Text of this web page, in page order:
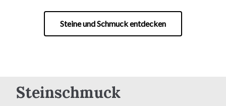
Steine und Schmuck entdecken
Steinschmuck